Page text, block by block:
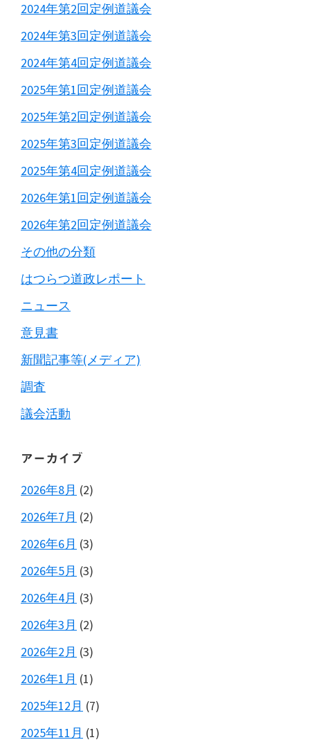
2024年第2回定例道議会
2024年第3回定例道議会
2024年第4回定例道議会
2025年第1回定例道議会
2025年第2回定例道議会
2025年第3回定例道議会
2025年第4回定例道議会
2026年第1回定例道議会
2026年第2回定例道議会
その他の分類
はつらつ道政レポート
ニュース
意見書
新聞記事等(メディア)
調査
議会活動
アーカイブ
2026年8月 (2)
2026年7月 (2)
2026年6月 (3)
2026年5月 (3)
2026年4月 (3)
2026年3月 (2)
2026年2月 (3)
2026年1月 (1)
2025年12月 (7)
2025年11月 (1)